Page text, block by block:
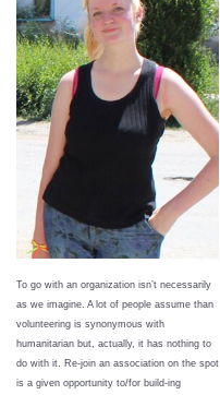
To go with an organization isn’t necessarily
as we imagine. A lot of people assume than
volunteering is synonymous with
humanitarian but, actually, it has nothing to
do with it. Re-join an association on the spot
is a given opportunity to/for build-ing